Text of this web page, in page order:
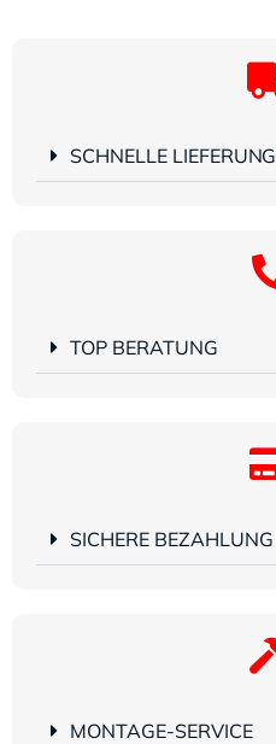
SCHNELLE LIEFERUNG
TOP BERATUNG
SICHERE BEZAHLUNG
MONTAGE-SERVICE